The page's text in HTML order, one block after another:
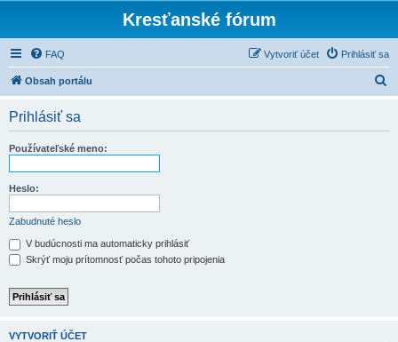
Kresťanské fórum
FAQ Prihlásiť sa
Vytvoriť účet
Obsah portálu
Prihlásiť sa
Používateľské meno:
Heslo:
Zabudnuté heslo
V budúcnosti ma automaticky prihlásiť
Skrýť moju prítomnosť počas tohoto pripojenia
VYTVORIŤ ÚČET